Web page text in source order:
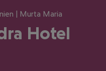
| Murta Maria
Hotel